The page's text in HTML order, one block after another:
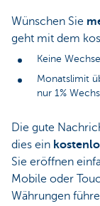
Wünschen Sie
geht mit dem
Keine
Monatslimit
nur 1%
Die gute
dies ein
Sie eröffnen
Mobile oder
Währungen